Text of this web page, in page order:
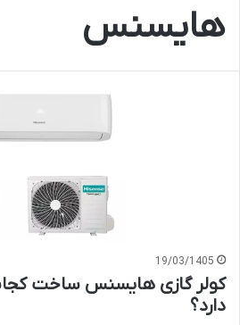
هایسنس
19/03/1405
کولر گازی هایسنس ساخت
دارد؟